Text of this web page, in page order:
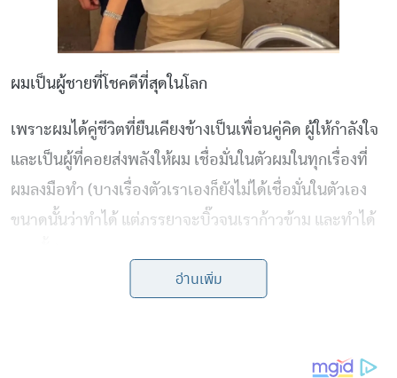
ผมเป็นผู้ชายที่โชคดีที่สุดในโลก
เพราะผมได้คู่ชีวิตที่ยืนเคียงข้างเป็นเพื่อนคู่คิด ผู้ให้กำลังใจ
และเป็นผู้ที่คอยส่งพลังให้ผม เชื่อมั่นในตัวผมในทุกเรื่องที่
ผมลงมือทำ (บางเรื่องตัวเราเองก็ยังไม่ได้เชื่อมั่นในตัวเอง
ขนาดนั้นว่าทำได้ แต่ภรรยาจะบิ๊วจนเราก้าวข้าม และทำได้
เคยได้ยินคำกล่าวที่ว่าหากคุณคาดหวังให้ภรรยาทำงานเก่ง
อ่านเพิ่ม